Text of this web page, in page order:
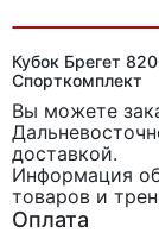
Кубок Брегет
Спорткомплект
Вы можете
доставкой.
Информация
товаров и
Оплата